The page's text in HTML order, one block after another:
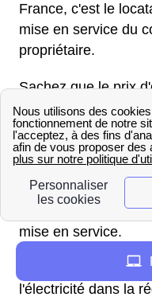
France, c'est le
mise en service du
propriétaire.
Sachez que le prix
pour un logement
Tallevende est de
s'appelle “ la
d'attente est de 10
attestation de
quoi, vous ne
mise en service.
Pour en savoir plus
l'électricité dans la